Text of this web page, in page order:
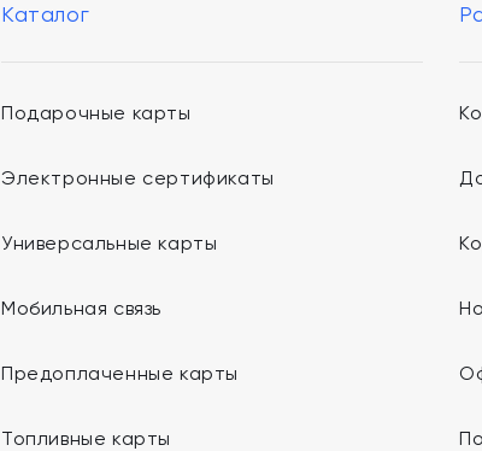
Каталог
Подарочные карты
Электронные сертификаты
Универсальные карты
Мобильная связь
Предоплаченные карты
Топливные карты